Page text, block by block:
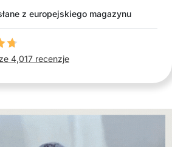
z europejskiego magazynu
4,017 recenzje